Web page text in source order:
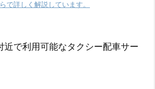
で詳しく解説しています。
近で利用可能なタクシー配車サー